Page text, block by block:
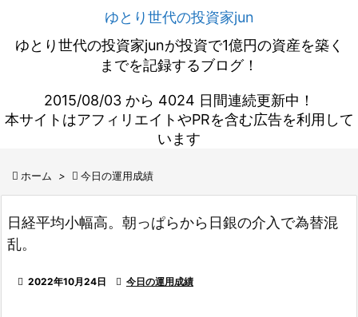
ゆとり世代の投資家jun
ゆとり世代の投資家junが投資で1億円の資産を築く
までを記録するブログ！
2015/08/03 から 4024 日間連続更新中！
本サイトはアフィリエイトやPRを含む広告を利用して
います
 ホーム >  今日の運用成績
日経平均小幅高。朝っぱらから日銀の介入で為替混
乱。
 2022年10月24日  今日の運用成績